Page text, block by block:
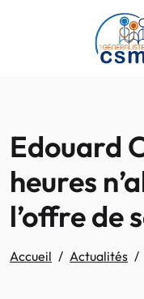
Passer au contenu
Edouard
heures
l’offre de
Accueil Actualités